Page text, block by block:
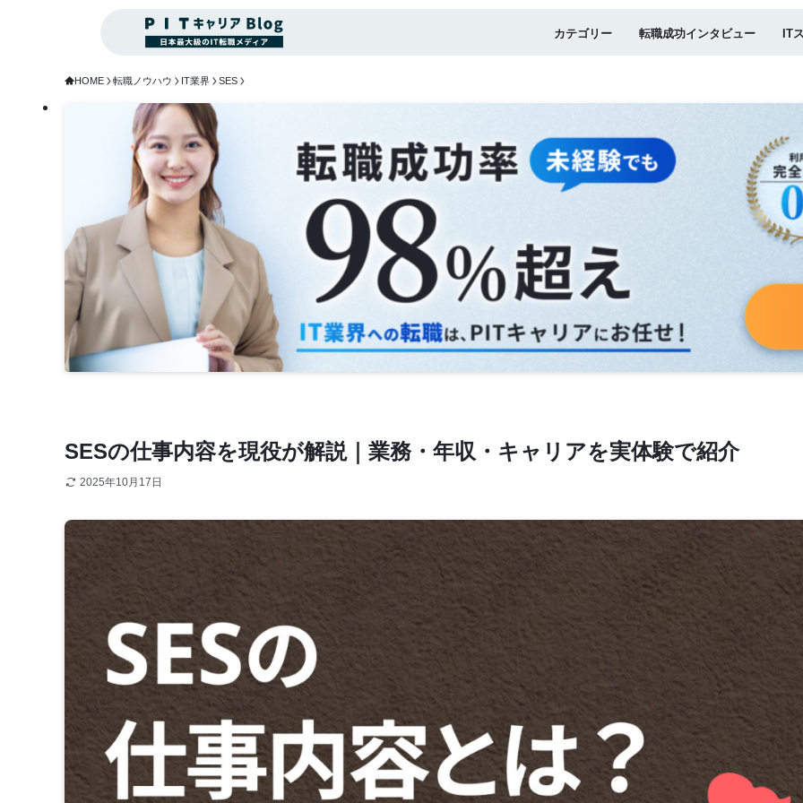
カテゴリー 転職成功インタビュー IT
HOME 転職ノウハウ IT業界 SES
SESの仕事内容を現役が解説｜業務・年収・キャリアを実体験で紹介
2025年10月17日